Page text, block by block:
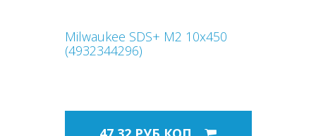
Milwaukee SDS+ M2 10x450
(4932344296)